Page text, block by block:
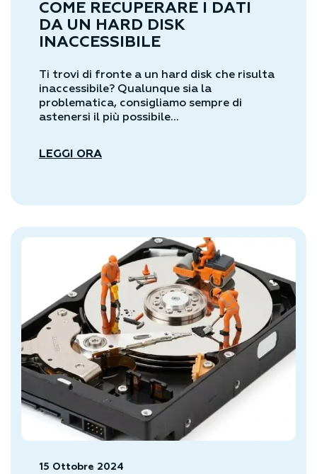
COME RECUPERARE I DATI
DA UN HARD DISK
INACCESSIBILE
Ti trovi di fronte a un hard disk che risulta
inaccessibile? Qualunque sia la
problematica, consigliamo sempre di
astenersi il più possibile...
LEGGI ORA
15 Ottobre 2024